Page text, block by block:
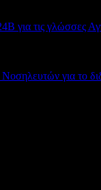
για τις γλώσσες
για το